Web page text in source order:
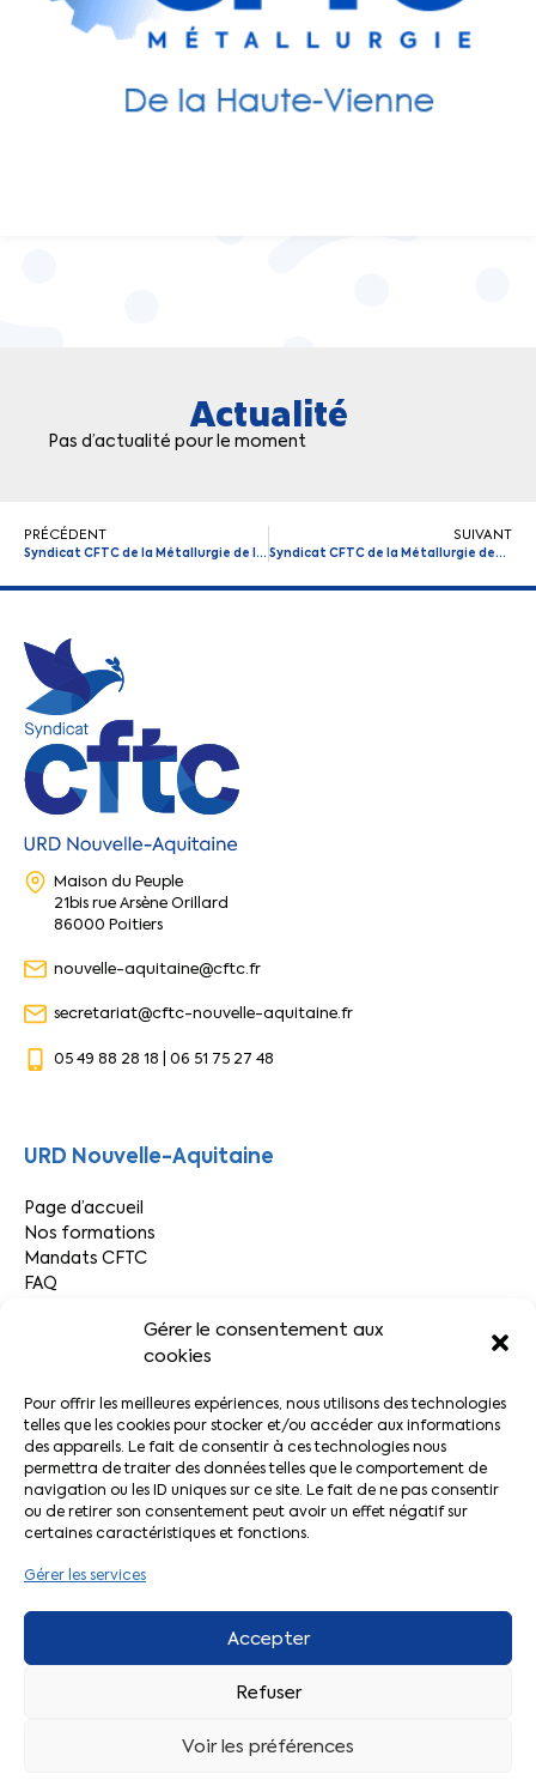
Gérer le consentement aux
cookies
Pour offrir les meilleures expériences, nous utilisons des technologies
telles que les cookies pour stocker et/ou accéder aux informations
des appareils. Le fait de consentir à ces technologies nous
permettra de traiter des données telles que le comportement de
navigation ou les ID uniques sur ce site. Le fait de ne pas consentir
ou de retirer son consentement peut avoir un effet négatif sur
certaines caractéristiques et fonctions.
Gérer les services
Accepter
Refuser
Voir les préférences
Actualité
Pas d’actualité pour le moment
PRÉCÉDENT
Syndicat CFTC de la Métallurgie de la Gironde (33)
SUIVANT
Syndicat CFTC de la Métallurgie des Deux-Sèvres (79)
Maison du Peuple
21bis rue Arsène Orillard
86000 Poitiers
nouvelle-aquitaine@cftc.fr
secretariat@cftc-nouvelle-aquitaine.fr
05 49 88 28 18 | 06 51 75 27 48
URD Nouvelle-Aquitaine
Page d’accueil
Nos formations
Mandats CFTC
FAQ
Trouver votre contact
Par département
Par secteur
Liens pratiques
Adhérer à la CFTC
Le Décodeur
L’application CFTC